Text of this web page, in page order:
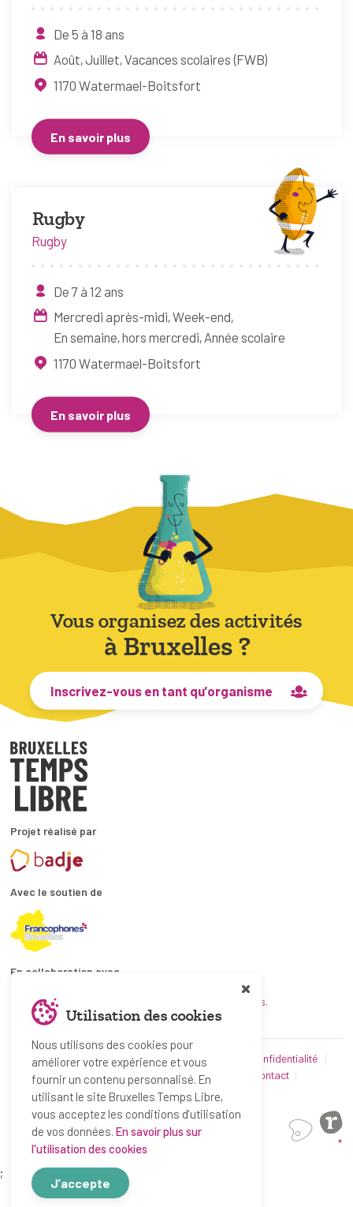
De 5 à 18 ans
Août Juillet Vacances scolaires (FWB)
1170 Watermael-Boitsfort
En savoir plus
Rugby
Rugby
De 7 à 12 ans
Mercredi après-midi Week-end
En semaine, hors mercredi Année scolaire
1170 Watermael-Boitsfort
En savoir plus
Vous organisez des activités
à Bruxelles ?
Inscrivez-vous en tant qu’organisme
Projet réalisé par
Avec le soutien de
En collaboration avec
et les coordinations ATL bruxelloises.
© Bruxelles Temps Libre 2019-2026
Politique de confidentialité
Conditions d’utilisation
Utilisation des cookies
Contact
Partenaires
*
Utilisation des cookies
Nous utilisons des cookies pour
améliorer votre expérience et vous
fournir un contenu personnalisé. En
utilisant le site Bruxelles Temps Libre,
vous acceptez les conditions d’utilisation
de vos données. En savoir plus sur
l'utilisation des cookies
J’accepte
;